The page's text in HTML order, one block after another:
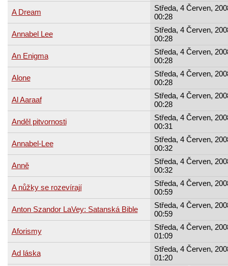
A Dream
Středa, 4 Červen,
00:28
Annabel Lee
Středa, 4 Červen,
00:28
An Enigma
Středa, 4 Červen,
00:28
Alone
Středa, 4 Červen,
00:28
Al Aaraaf
Středa, 4 Červen,
00:28
Anděl pitvornosti
Středa, 4 Červen,
00:31
Annabel-Lee
Středa, 4 Červen,
00:32
Anně
Středa, 4 Červen,
00:32
A nůžky se rozevírají
Středa, 4 Červen,
00:59
Anton Szandor LaVey: Satanská Bible
Středa, 4 Červen,
00:59
Aforismy
Středa, 4 Červen,
01:09
Ad láska
Středa, 4 Červen,
01:20